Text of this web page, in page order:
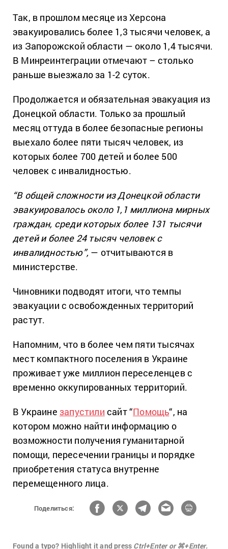
Так, в прошлом месяце из Херсона
эвакуировались более 1,3 тысячи человек, а
из Запорожской области — около 1,4 тысячи.
В Минреинтеграции отмечают – столько
раньше выезжало за 1-2 суток.
Продолжается и обязательная эвакуация из
Донецкой области. Только за прошлый
месяц оттуда в более безопасные регионы
выехало более пяти тысяч человек, из
которых более 700 детей и более 500
человек с инвалидностью.
“В общей сложности из Донецкой области
эвакуировалось около 1,1 миллиона мирных
граждан, среди которых более 131 тысячи
детей и более 24 тысяч человек с
инвалидностью”, — отчитываются в
министерстве.
Чиновники подводят итоги, что темпы
эвакуации с освобожденных территорий
растут.
Напомним, что в более чем пяти тысячах
мест компактного поселения в Украине
проживает уже миллион переселенцев с
временно оккупированных территорий.
В Украине запустили сайт “Помощь“, на
котором можно найти информацию о
возможности получения гуманитарной
помощи, пересечении границы и порядке
приобретения статуса внутренне
перемещенного лица.
Поделиться:
Found a typo? Highlight it and press Ctrl+Enter or ⌘+Enter.